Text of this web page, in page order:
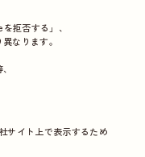
拒否する」、
なります。
サイト上で表示するため